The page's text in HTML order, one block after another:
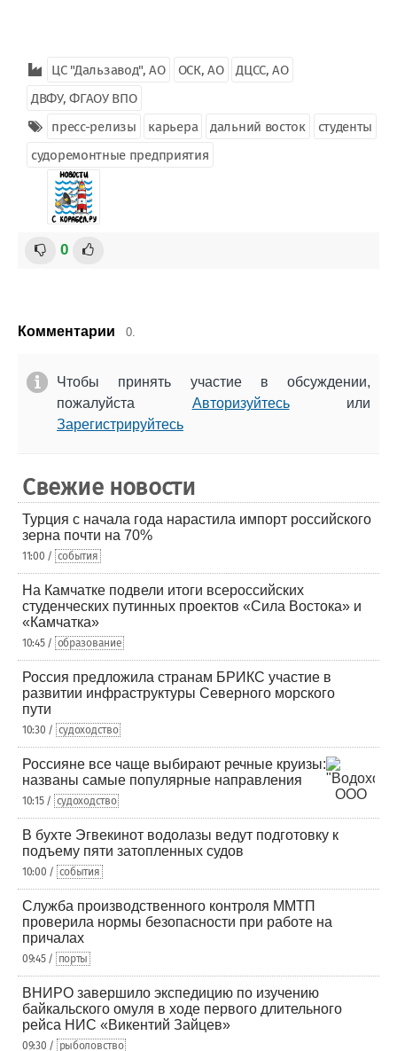
ЦС "Дальзавод", АО ОСК, АО
ДЦСС, АО
ДВФУ, ФГАОУ ВПО
пресс-релизы
карьера дальний восток
студенты
судоремонтные предприятия
0
Комментарии 0.
Чтобы принять участие в обсуждении,
пожалуйста Авторизуйтесьили
Зарегистрируйтесь
Свежие новости
Турция с начала года нарастила импорт российского
зерна почти на 70%
11:00 / события
На Камчатке подвели итоги всероссийских
студенческих путинных проектов «Сила Востока» и
«Камчатка»
10:45 / образование
Россия предложила странам БРИКС участие в
развитии инфраструктуры Северного морского
пути
10:30 / судоходство
Россияне все чаще выбирают речные круизы:
названы самые популярные направления
10:15 / судоходство
В бухте Эгвекинот водолазы ведут подготовку к
подъему пяти затопленных судов
10:00 / события
Служба производственного контроля ММТП
проверила нормы безопасности при работе на
причалах
09:45 / порты
ВНИРО завершило экспедицию по изучению
байкальского омуля в ходе первого длительного
рейса НИС «Викентий Зайцев»
09:30 / рыболовство